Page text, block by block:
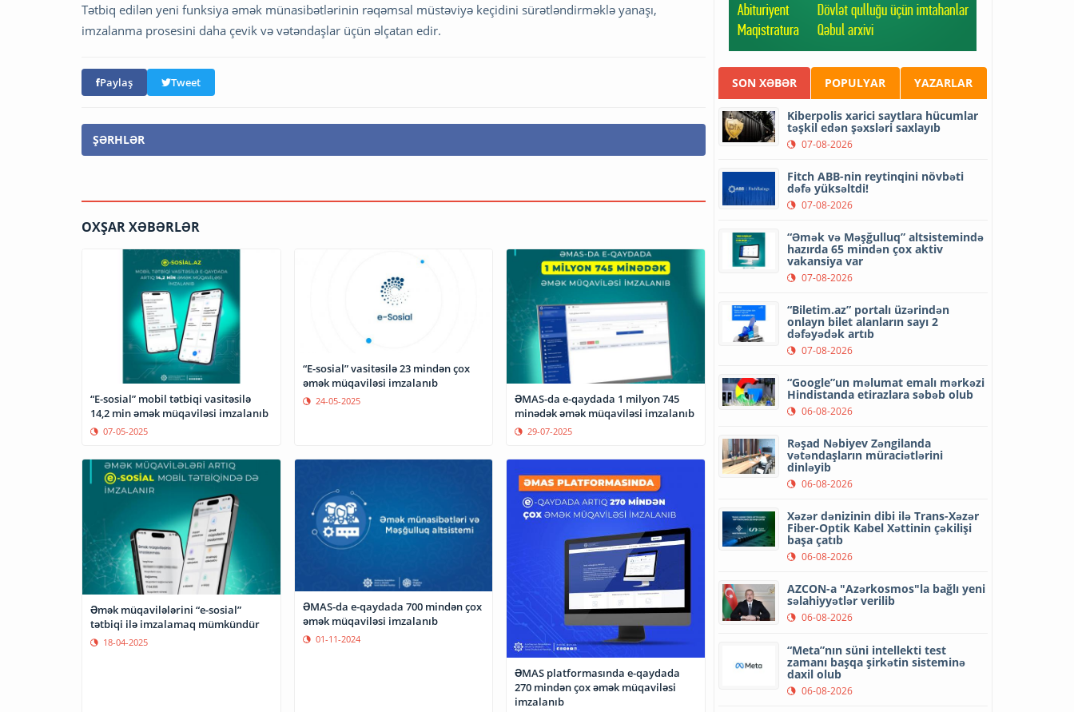
Tətbiq edilən yeni funksiya əmək münasibətlərinin rəqəmsal müstəviyə keçidini sürətləndirməklə yanaşı,
imzalanma prosesini daha çevik və vətəndaşlar üçün əlçatan edir.
Paylaş Tweet
ŞƏRHLƏR
OXŞAR XƏBƏRLƏR
“E-sosial” mobil tətbiqi vasitəsilə
14,2 min əmək müqaviləsi imzalanıb
07-05-2025
“E-sosial” vasitəsilə 23 mindən çox
əmək müqaviləsi imzalanıb
24-05-2025
ƏMAS-da e-qaydada 1 milyon 745
minədək əmək müqaviləsi imzalanıb
29-07-2025
Əmək müqavilələrini “e-sosial”
tətbiqi ilə imzalamaq mümkündür
18-04-2025
ƏMAS-da e-qaydada 700 mindən çox
əmək müqaviləsi imzalanıb
01-11-2024
ƏMAS platformasında e-qaydada
270 mindən çox əmək müqaviləsi
imzalanıb
SON XƏBƏR POPULYAR YAZARLAR
Kiberpolis xarici saytlara hücumlar
təşkil edən şəxsləri saxlayıb
07-08-2026
Fitch ABB-nin reytinqini növbəti
dəfə yüksəltdi!
07-08-2026
“Əmək və Məşğulluq” altsistemində
hazırda 65 mindən çox aktiv
vakansiya var
07-08-2026
“Biletim.az” portalı üzərindən
onlayn bilet alanların sayı 2
dəfəyədək artıb
07-08-2026
“Google”un məlumat emalı mərkəzi
Hindistanda etirazlara səbəb olub
06-08-2026
Rəşad Nəbiyev Zəngilanda
vətəndaşların müraciətlərini
dinləyib
06-08-2026
Xəzər dənizinin dibi ilə Trans-Xəzər
Fiber-Optik Kabel Xəttinin çəkilişi
başa çatıb
06-08-2026
AZCON-a "Azərkosmos"la bağlı yeni
səlahiyyətlər verilib
06-08-2026
“Meta”nın süni intellekti test
zamanı başqa şirkətin sisteminə
daxil olub
06-08-2026